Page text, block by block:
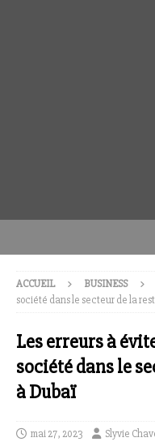
ACCUEIL BUSINESS
société dans le secteur de la
Les erreurs à
société dans le
à Dubaï
mai 27, 2023 Slyvie